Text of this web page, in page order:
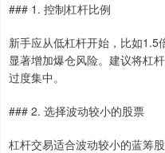
### 1. 控制杠杆比例
新手应从低杠杆开始，比如1.5
显著增加爆仓风险。建议将杠
过度集中。
### 2. 选择波动较小的股票
杠杆交易适合波动较小的蓝筹